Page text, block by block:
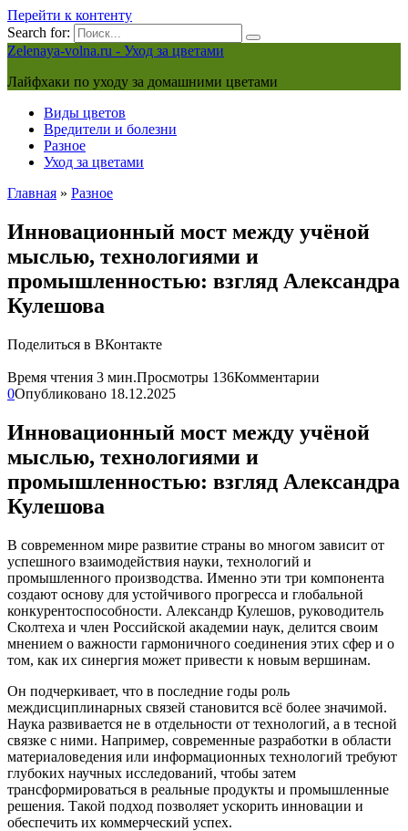
Перейти к контенту
Search for:
Zelenaya-volna.ru - Уход за цветами
Лайфхаки по уходу за домашними цветами
Виды цветов
Вредители и болезни
Разное
Уход за цветами
Главная » Разное
Инновационный мост между учёной
мыслью, технологиями и
промышленностью: взгляд Александра
Кулешова
Поделиться в ВКонтакте
Время чтения 3 мин.Просмотры 136Комментарии
0Опубликовано 18.12.2025
Инновационный мост между учёной
мыслью, технологиями и
промышленностью: взгляд Александра
Кулешова
В современном мире развитие страны во многом зависит от
успешного взаимодействия науки, технологий и
промышленного производства. Именно эти три компонента
создают основу для устойчивого прогресса и глобальной
конкурентоспособности. Александр Кулешов, руководитель
Сколтеха и член Российской академии наук, делится своим
мнением о важности гармоничного соединения этих сфер и о
том, как их синергия может привести к новым вершинам.
Он подчеркивает, что в последние годы роль
междисциплинарных связей становится всё более значимой.
Наука развивается не в отдельности от технологий, а в тесной
связке с ними. Например, современные разработки в области
материаловедения или информационных технологий требуют
глубоких научных исследований, чтобы затем
трансформироваться в реальные продукты и промышленные
решения. Такой подход позволяет ускорить инновации и
обеспечить их коммерческий успех.